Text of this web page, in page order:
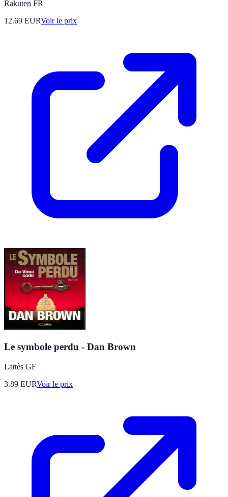
Rakuten FR
12.69 EURVoir le prix
Le symbole perdu - Dan Brown
Lattès GF
3.89 EURVoir le prix